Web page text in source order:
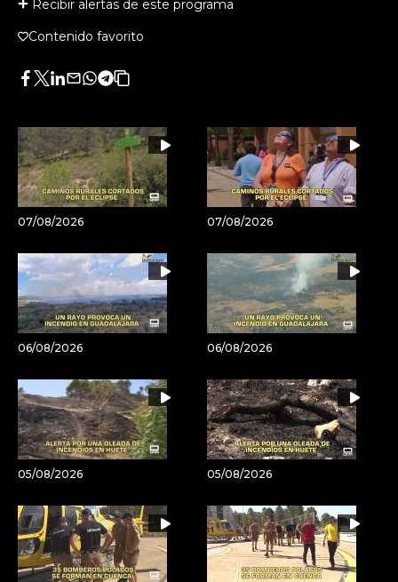
Recibir alertas de este programa
Contenido favorito
Facebook
Twitter
LinkedIn
Enviar
Whatsapp
Telegram
Copiar
artículo
07/08/2026 07/08/2026
06/08/2026 06/08/2026
05/08/2026 05/08/2026